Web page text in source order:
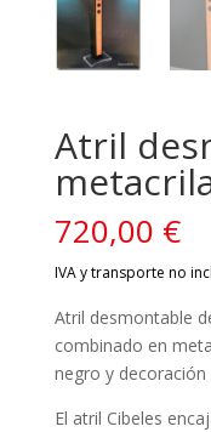
Atril
720,00 €
Atril desmontable
combinado en
negro y decoración
El atril Cibeles